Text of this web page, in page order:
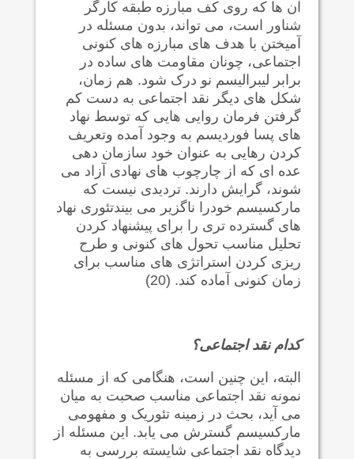
آن ها که روی کف مبارزه طبقه کارگر
شناور است، می تواند، بدون مسئله در
آمیختن با هدف های مبارزه های کنونی
اجتماعی، چونان مقاومت های ساده در
برابر لیبرالیسم نو درک شود. هم زمان،
شکل های دیگر نقد اجتماعی به دست کم
گرفتن فرمان روایی هایی که توسط نهاد
های پسا فوردیسم به وجود آمده وتعریف
کردن رهایی به عنوان خود سازمان دهی
عده ای که از چارچوب های نهادی آزاد می
شوند، گرایش دارند. تردیدی نیست که
مارکسیسم خودرا ناگزیر می بیندتئوری نهاد
های گسترده تری را برای پیشنهاد کردن
تحلیل مناسب تحول های کنونی و طرح
ریزی کردن استراتژی های مناسب برای
زمان کنونی آماده کند. (20)
کدام نقد اجتماعی؟
البته، این چنین است، هنگامی که از مسئله
نمونه نقد اجتماعی مناسب صحبت به میان
می آید، بحث در زمینه تئوریک و مفهومی
مارکسیسم گسترش می یابد. این مسئله از
دیدگاه نقد اجتماعی شایسته بررسی به